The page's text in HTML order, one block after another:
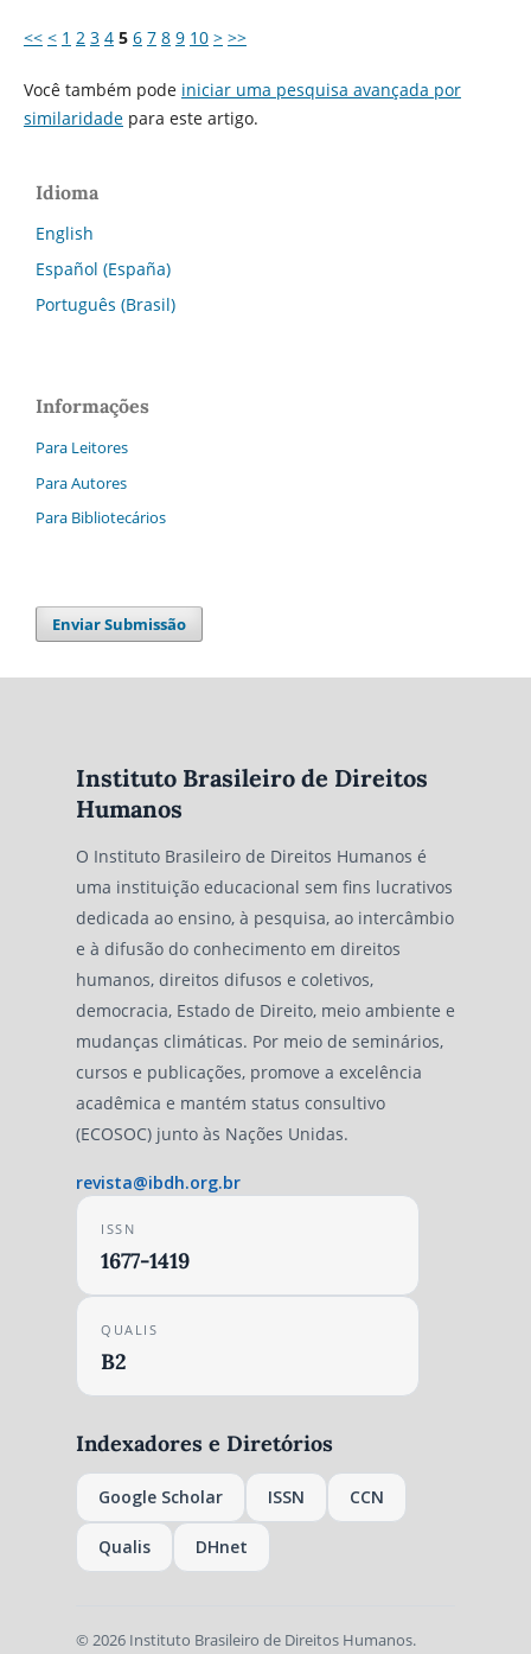
<< < 1 2 3 4 5 6 7 8 9 10 > >>
Você também pode iniciar uma pesquisa avançada por
similaridadepara este artigo.
Idioma
English
Español (España)
Português (Brasil)
Informações
Para Leitores
Para Autores
Para Bibliotecários
Enviar Submissão
Instituto Brasileiro de Direitos
Humanos
O Instituto Brasileiro de Direitos Humanos é
uma instituição educacional sem fins lucrativos
dedicada ao ensino, à pesquisa, ao intercâmbio
e à difusão do conhecimento em direitos
humanos, direitos difusos e coletivos,
democracia, Estado de Direito, meio ambiente e
mudanças climáticas. Por meio de seminários,
cursos e publicações, promove a excelência
acadêmica e mantém status consultivo
(ECOSOC) junto às Nações Unidas.
revista@ibdh.org.br
ISSN
1677-1419
QUALIS
B2
Indexadores e Diretórios
Google Scholar ISSN CCN
Qualis DHnet
© 2026 Instituto Brasileiro de Direitos Humanos.